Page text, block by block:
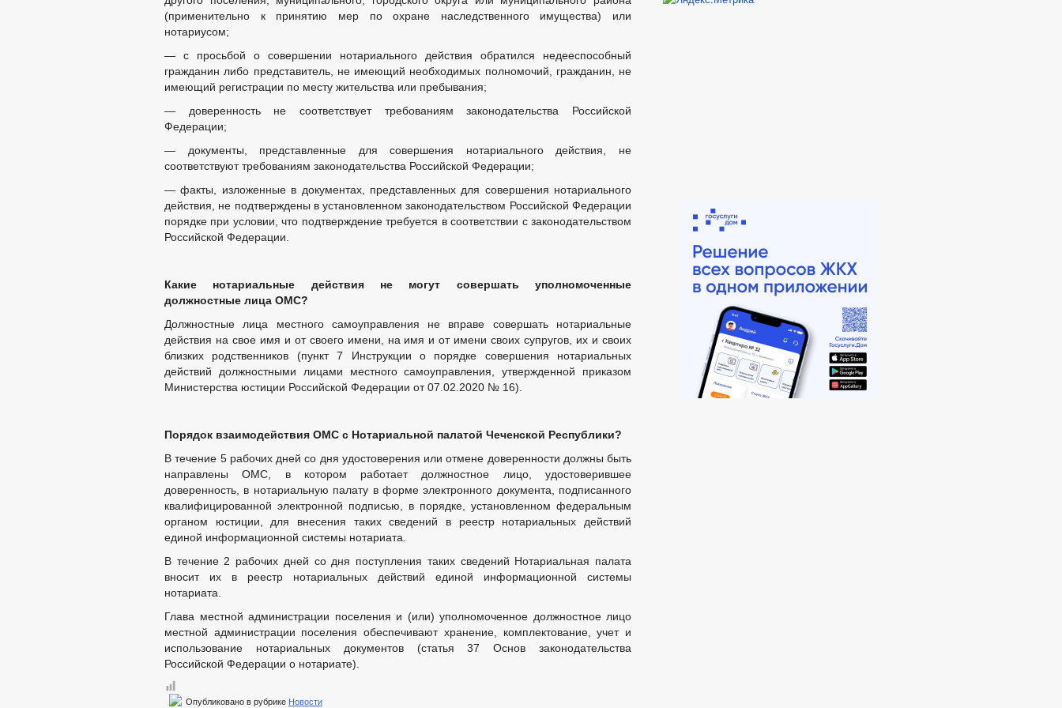
(применительно к принятию мер по охране наследственного имущества) или
нотариусом;
— с просьбой о совершении нотариального действия обратился недееспособный
гражданин либо представитель, не имеющий необходимых полномочий, гражданин, не
имеющий регистрации по месту жительства или пребывания;
— доверенность не соответствует требованиям законодательства Российской
Федерации;
— документы, представленные для совершения нотариального действия, не
соответствуют требованиям законодательства Российской Федерации;
— факты, изложенные в документах, представленных для совершения нотариального
действия, не подтверждены в установленном законодательством Российской Федерации
порядке при условии, что подтверждение требуется в соответствии с законодательством
Российской Федерации.
Какие нотариальные действия не могут совершать уполномоченные
должностные лица ОМС?
Должностные лица местного самоуправления не вправе совершать нотариальные
действия на свое имя и от своего имени, на имя и от имени своих супругов, их и своих
близких родственников (пункт 7 Инструкции о порядке совершения нотариальных
действий должностными лицами местного самоуправления, утвержденной приказом
Министерства юстиции Российской Федерации от 07.02.2020 № 16).
Порядок взаимодействия ОМС с Нотариальной палатой Чеченской Республики?
В течение 5 рабочих дней со дня удостоверения или отмене доверенности должны быть
направлены ОМС, в котором работает должностное лицо, удостоверившее
доверенность, в нотариальную палату в форме электронного документа, подписанного
квалифицированной электронной подписью, в порядке, установленном федеральным
органом юстиции, для внесения таких сведений в реестр нотариальных действий
единой информационной системы нотариата.
В течение 2 рабочих дней со дня поступления таких сведений Нотариальная палата
вносит их в реестр нотариальных действий единой информационной системы
нотариата.
Глава местной администрации поселения и (или) уполномоченное должностное лицо
местной администрации поселения обеспечивают хранение, комплектование, учет и
использование нотариальных документов (статья 37 Основ законодательства
Российской Федерации о нотариате).
Опубликовано в рубрике Новости